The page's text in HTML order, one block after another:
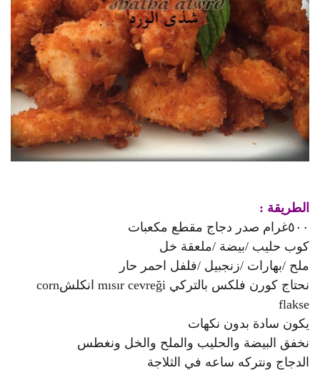
الطريقة :
٥٠٠غرام صدر دجاج مقطع مكعبات
كوب حليب /بيضة /ملعقة خل
ملح /بهارات /زنجبيل /فلفل احمر حار
نحتاج كورن فلكس بالتركي mısır cevreği انكلشcorn
flakse
يكون سادة بدون نكهات
نخفق البيضة والحليب والملح والخل ونغطس
الدجاج ونتركه ساعه في الثلاجة